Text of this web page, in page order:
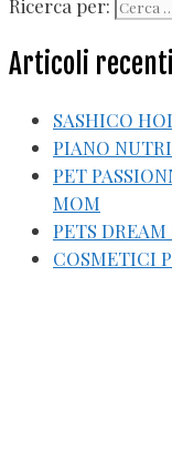
Ricerca per:
Articoli recenti
SASHICO
PIANO
PET
MOM
PETS
COSMETICI